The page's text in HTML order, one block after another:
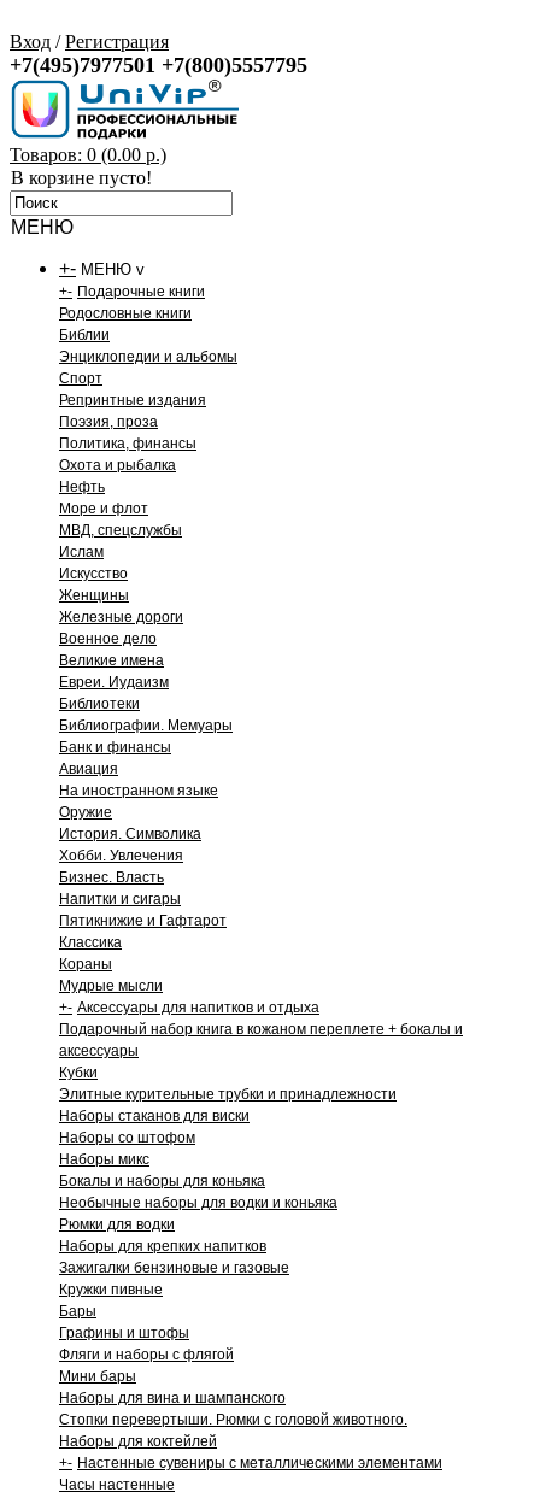
Вход /Регистрация
+7(495)7977501 +7(800)5557795
Товаров: 0 (0.00 р.)
В корзине пусто!
МЕНЮ
+- МЕНЮ v
+- Подарочные книги
Родословные книги
Библии
Энциклопедии и альбомы
Спорт
Репринтные издания
Поэзия, проза
Политика, финансы
Охота и рыбалка
Нефть
Море и флот
МВД, спецслужбы
Ислам
Искусство
Женщины
Железные дороги
Военное дело
Великие имена
Евреи. Иудаизм
Библиотеки
Библиографии. Мемуары
Банк и финансы
Авиация
На иностранном языке
Оружие
История. Символика
Хобби. Увлечения
Бизнес. Власть
Напитки и сигары
Пятикнижие и Гафтарот
Классика
Кораны
Мудрые мысли
+- Аксессуары для напитков и отдыха
Подарочный набор книга в кожаном переплете + бокалы и
аксессуары
Кубки
Элитные курительные трубки и принадлежности
Наборы стаканов для виски
Наборы со штофом
Наборы микс
Бокалы и наборы для коньяка
Необычные наборы для водки и коньяка
Рюмки для водки
Наборы для крепких напитков
Зажигалки бензиновые и газовые
Кружки пивные
Бары
Графины и штофы
Фляги и наборы с флягой
Мини бары
Наборы для вина и шампанского
Стопки перевертыши. Рюмки с головой животного.
Наборы для коктейлей
+- Настенные сувениры с металлическими элементами
Часы настенные